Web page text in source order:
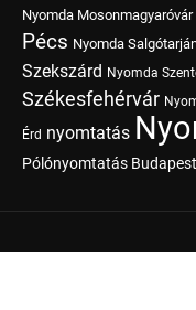
Nyomda Mosonmagyaróvár
Pécs Nyomda
Szekszárd Nyomda
Székesfehérvár
Érd nyomtatás
Pólónyomtatás